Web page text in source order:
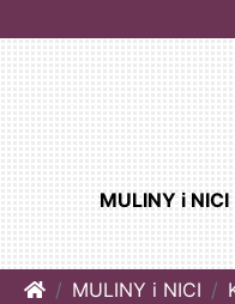
MULINY i NICI
HomeMULINY i NICI